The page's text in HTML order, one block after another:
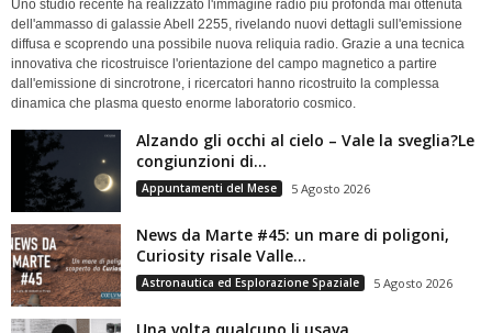
Uno studio recente ha realizzato l'immagine radio più profonda mai ottenuta
dell'ammasso di galassie Abell 2255, rivelando nuovi dettagli sull'emissione
diffusa e scoprendo una possibile nuova reliquia radio. Grazie a una tecnica
innovativa che ricostruisce l'orientazione del campo magnetico a partire
dall'emissione di sincrotrone, i ricercatori hanno ricostruito la complessa
dinamica che plasma questo enorme laboratorio cosmico.
Alzando gli occhi al cielo – Vale la sveglia?Le
congiunzioni di...
Appuntamenti del Mese 5 Agosto 2026
News da Marte #45: un mare di poligoni,
Curiosity risale Valle...
Astronautica ed Esplorazione Spaziale 5 Agosto 2026